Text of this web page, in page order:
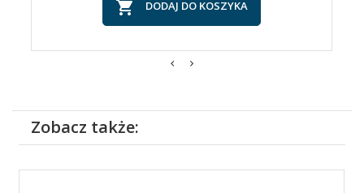
 DODAJ DO KOSZYKA
Zobacz także: